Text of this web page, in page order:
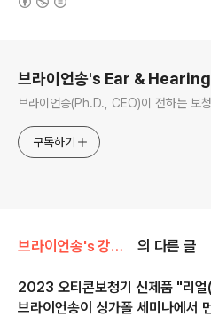
브라이언송's Ear & Hearing
브라이언송(Ph.D., CEO)이 전하는 보
구독하기
브라이언송's 강의노트(iPad) 의 다른 글
2023 오티콘보청기 신제품 "리
브라이언송이 싱가폴 세미나에서